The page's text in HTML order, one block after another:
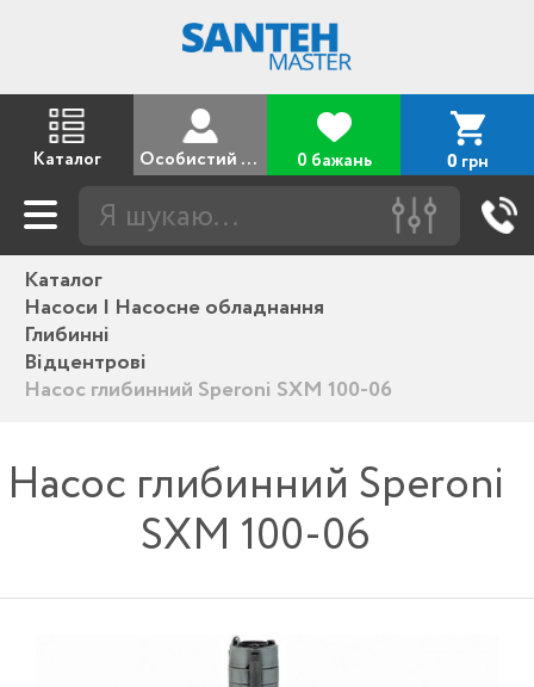
Каталог Особистий кабінет 0 бажань 0 грн
Каталог
Насоси | Насосне обладнання
Глибинні
Відцентрові
Насос глибинний Speroni SXM 100-06
Насос глибинний Speroni
SXM 100-06